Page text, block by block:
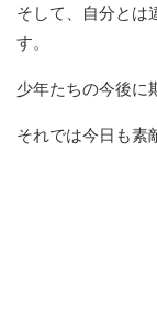
そして、自分とは
す。
少年たちの今後に
それでは今日も素